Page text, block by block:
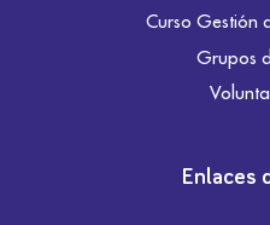
Curso Gestión
Grupos
Enlaces